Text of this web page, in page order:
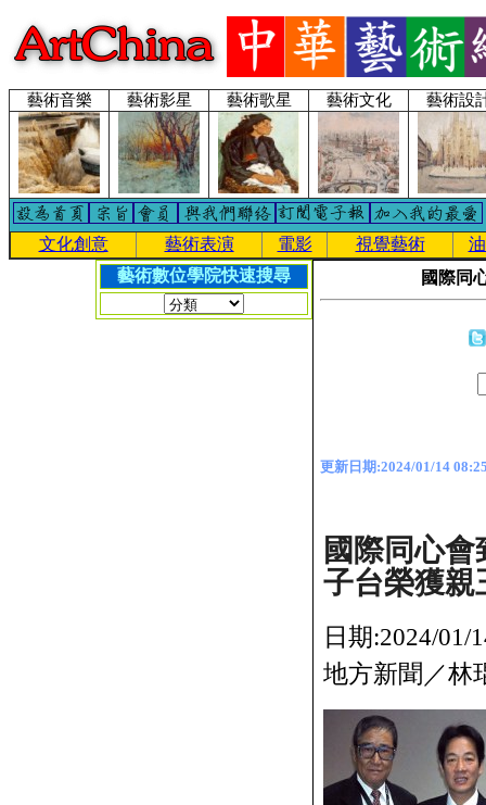
藝術音樂 藝術影星 藝術歌星 藝術文化 藝術設
文化創意 藝術表演 電影 視覺藝術
藝術數位學院快速搜尋
國際同
更新日期:2024/01/14
國際同心
子台榮獲親
日期:2024/
地方新聞／林